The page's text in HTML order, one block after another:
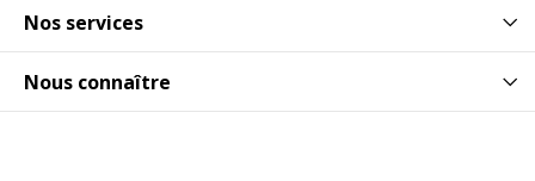
Nos services
Nous connaître